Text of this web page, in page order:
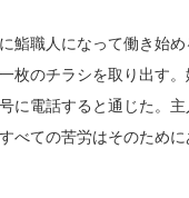
鮨職人になって働き始
枚のチラシを取り出す
に電話すると通じた。
べての苦労はそのために